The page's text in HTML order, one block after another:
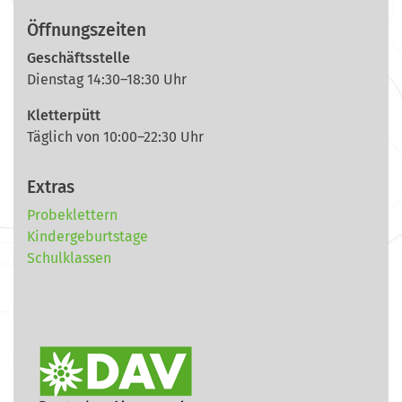
Öffnungszeiten
Geschäftsstelle
Dienstag 14:30–18:30 Uhr
Kletterpütt
Täglich von 10:00–22:30 Uhr
Extras
Probeklettern
Kindergeburtstage
Schulklassen